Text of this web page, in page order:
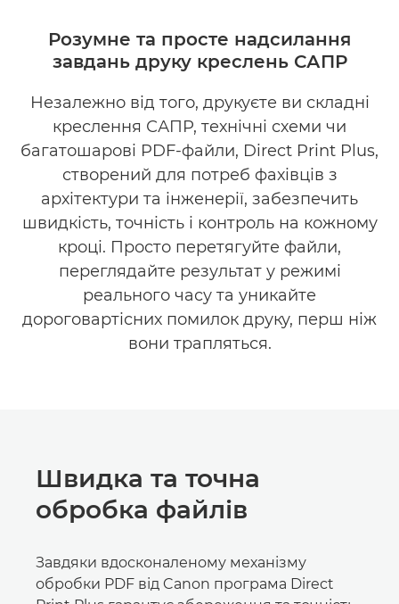
ПЕРЕВАГИ
ЗАВАНТАЖИТИ БРОШУРУ
ЗАВАНТАЖИТИ ПРОГРАМНЕ ЗАБЕЗПЕЧЕННЯ
Розумне та просте надсилання
завдань друку креслень САПР
Незалежно від того, друкуєте ви складні
креслення САПР, технічні схеми чи
багатошарові PDF-файли, Direct Print Plus,
створений для потреб фахівців з
архітектури та інженерії, забезпечить
швидкість, точність і контроль на кожному
кроці. Просто перетягуйте файли,
переглядайте результат у режимі
реального часу та уникайте
дороговартісних помилок друку, перш ніж
вони трапляться.
Швидка та точна
обробка файлів
Завдяки вдосконаленому механізму
обробки PDF від Canon програма Direct